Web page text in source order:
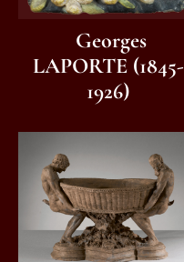
Georges
LAPORTE (1845-
1926)